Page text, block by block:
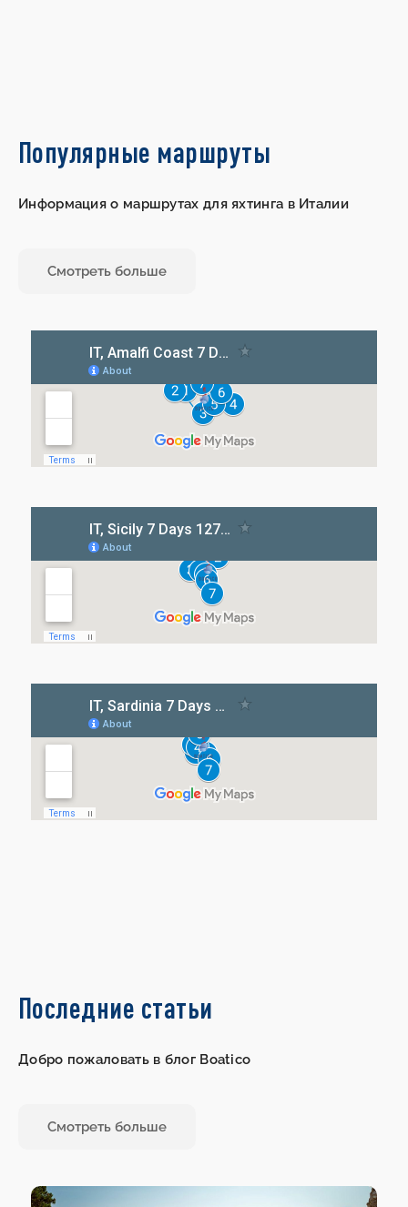
Популярные маршруты
Информация о маршрутах для яхтинга в Италии
Смотреть больше
Последние статьи
Добро пожаловать в блог Boatico
Смотреть больше